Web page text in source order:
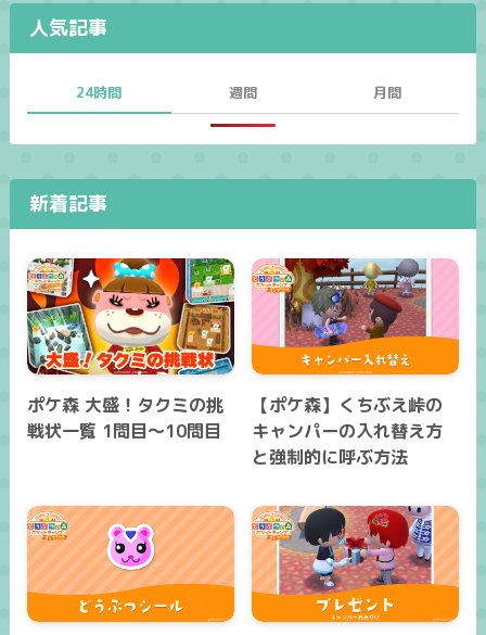
人気記事
24時間 週間 月間
新着記事
ポケ森 大盛！タクミの挑
戦状一覧 1問目～10問目
【ポケ森】くちぶえ峠の
キャンパーの入れ替え方
と強制的に呼ぶ方法